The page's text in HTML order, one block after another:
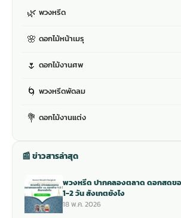
🌿 พวงหรีด
🌸 ดอกไม้หน้าเมรุ
🌷 ดอกไม้งานศพ
🌀 พวงหรีดพัดลม
💐 ดอกไม้งานแต่ง
📰 ข่าวสารล่าสุด
พวงหรีด ปากคลองตลาด ดอกสดข
1-2 วัน สังเกตยังไง
18 พ.ค. 2026